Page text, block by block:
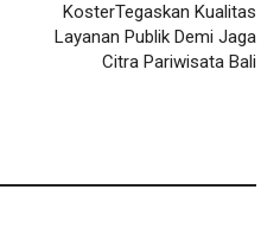
KosterTegaskan Kualitas
Layanan Publik Demi Jaga
Citra Pariwisata Bali